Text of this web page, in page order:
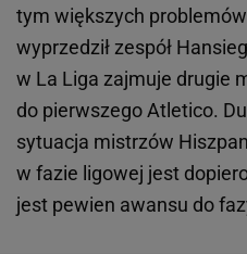
tym większych
wyprzedził zespół
w La Liga zajmuje drugie
do pierwszego Atletico.
sytuacja mistrzów
w fazie ligowej jest
jest pewien awansu do